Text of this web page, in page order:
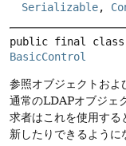
Serializable,
public final class
BasicControl
参照オブジェクトおよ
通常のLDAPオブジェ
求者はこれを使用する
新したりできるように